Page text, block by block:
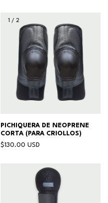
1 / 2
PICHIQUERA DE NEOPRENE
CORTA (PARA CRIOLLOS)
$130.00 USD